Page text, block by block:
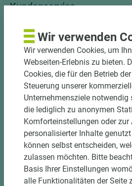
Kundenservice
Unternehmen
Mitgliedschaften
Social Media
Kontakt
Holz-Tusche GmbH & Co. KG
Unterm Ohmberg 12
34431 Marsberg
Tel.: +49 2992 9790-0
Fax: +49 2992 9790-50
info@holztusche.de
Wir verwenden
Wir verwenden Cookies, um
Webseiten-Erlebnis zu bieten.
Cookies, die für den Betrieb
Steuerung unserer
Unternehmensziele notwendig
die lediglich zu anonymen
Komforteinstellungen oder zur
personalisierter Inhalte
können selbst entscheiden,
zulassen möchten. Bitte
Basis Ihrer Einstellungen
alle Funktionalitäten der Seite